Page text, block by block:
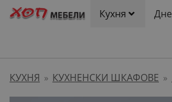
Кухня
КУХНЯ » КУХНЕНСКИ ШКАФОВЕ »